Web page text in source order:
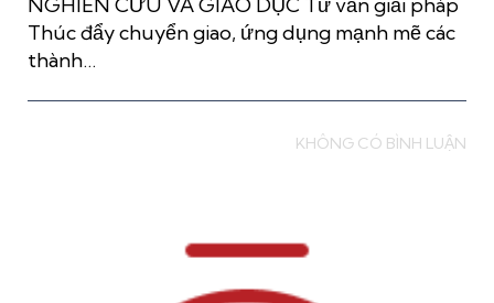
Thúc đẩy chuyển giao, ứng dụng mạnh mẽ các
thành…
KHÔNG CÓ BÌNH LUẬN